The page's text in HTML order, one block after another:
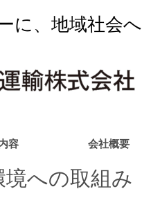
に、地域社会
容 会社概要
境への取組み